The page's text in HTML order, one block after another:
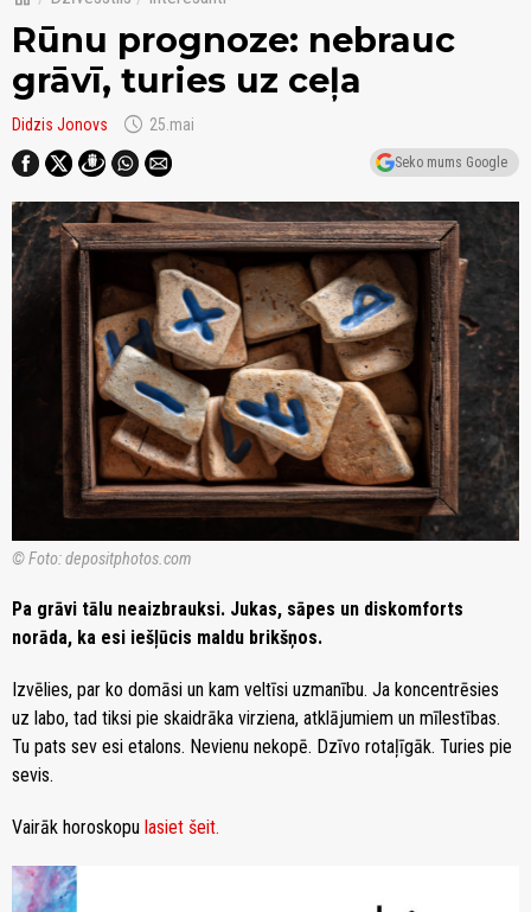
Rūnu prognoze: nebrauc
grāvī, turies uz ceļa
Didzis Jonovs schedule 25.mai
Seko mums Google
© Foto: depositphotos.com
Pa grāvi tālu neaizbrauksi. Jukas, sāpes un diskomforts
norāda, ka esi iešļūcis maldu brikšņos.
Izvēlies, par ko domāsi un kam veltīsi uzmanību. Ja koncentrēsies
uz labo, tad tiksi pie skaidrāka virziena, atklājumiem un mīlestības.
Tu pats sev esi etalons. Nevienu nekopē. Dzīvo rotaļīgāk. Turies pie
sevis.
Vairāk horoskopu lasiet šeit.